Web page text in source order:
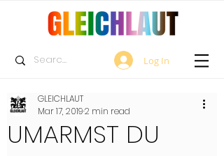
Log In
UMARMST DU
GLEICHLAUT
Mar 17, 20192 min read